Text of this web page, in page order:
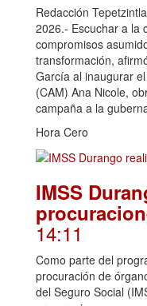
Redacción
2026.- Escuchar a la
compromisos
transformación,
García al inaugurar
(CAM) Ana Nicole,
campaña a la
Hora Cero
IMSS
14:11
Como parte del
procuración de
del Seguro Social